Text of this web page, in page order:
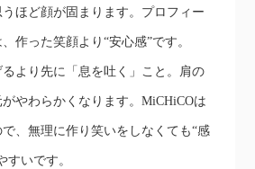
うほど顔が固まります。プロフィー
作った笑顔より“安心感”です。
より先に「息を吐く」こと。肩の
やわらかくなります。MiCHiCOは
、無理に作り笑いをしなくても“感
すいです。